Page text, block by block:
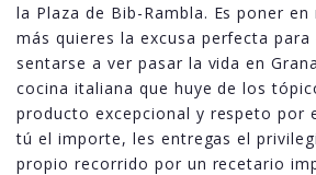
la Plaza de Bib-Rambla. Es poner
más quieres la excusa perfecta
sentarse a ver pasar la vida en
cocina italiana que huye de los
producto excepcional y respeto por
tú el importe, les entregas el
propio recorrido por un recetario